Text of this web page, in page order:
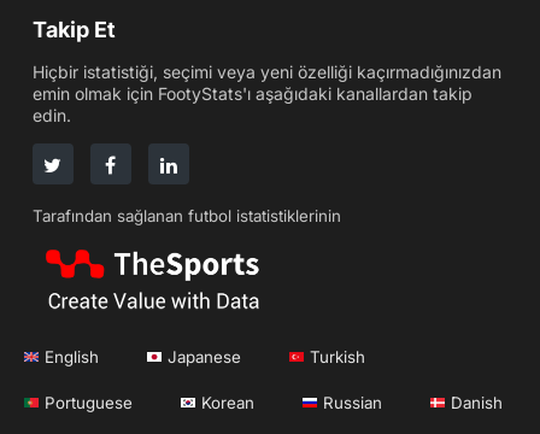
Takip Et
Hiçbir istatistiği, seçimi veya yeni özelliği kaçırmadığınızdan
emin olmak için FootyStats'ı aşağıdaki kanallardan takip
edin.
Tarafından sağlanan futbol istatistiklerinin
English Japanese Turkish
Portuguese Korean Russian Danish